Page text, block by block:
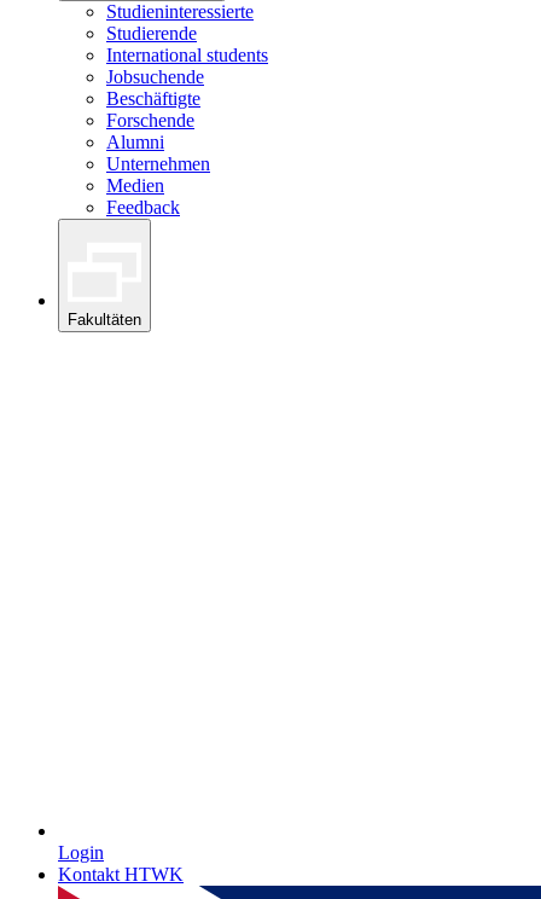
Studieninteressierte
Studierende
International students
Jobsuchende
Beschäftigte
Forschende
Alumni
Unternehmen
Medien
Feedback
Fakultäten
Login
Kontakt HTWK